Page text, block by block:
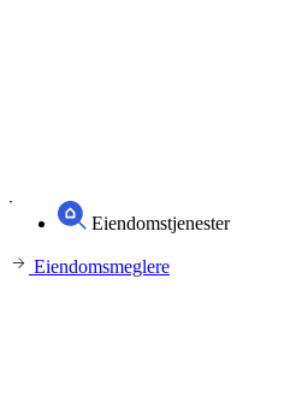
Eiendomstjenester
Eiendomsmeglere